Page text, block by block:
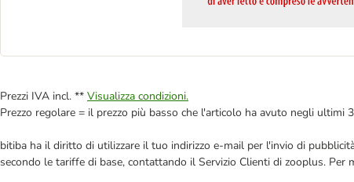
Prezzi IVA incl. ** Visualizza condizioni.
Prezzo regolare = il prezzo più basso che l'articolo ha avuto negli ultimi
bitiba ha il diritto di utilizzare il tuo indirizzo e-mail per l'invio di
secondo le tariffe di base, contattando il Servizio Clienti di zooplus. Per